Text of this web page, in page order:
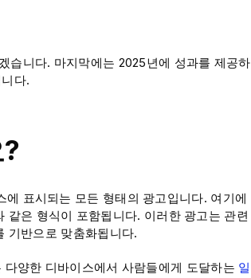
습니다. 마지막에는 2025년에 성과를 제공하
다.
표시되는 모든 형태의 광고입니다. 여기에
은 형식이 포함됩니다. 이러한 광고는 관련
기반으로 맞춤화됩니다.
양한 디바이스에서 사람들에게 도달하는 일